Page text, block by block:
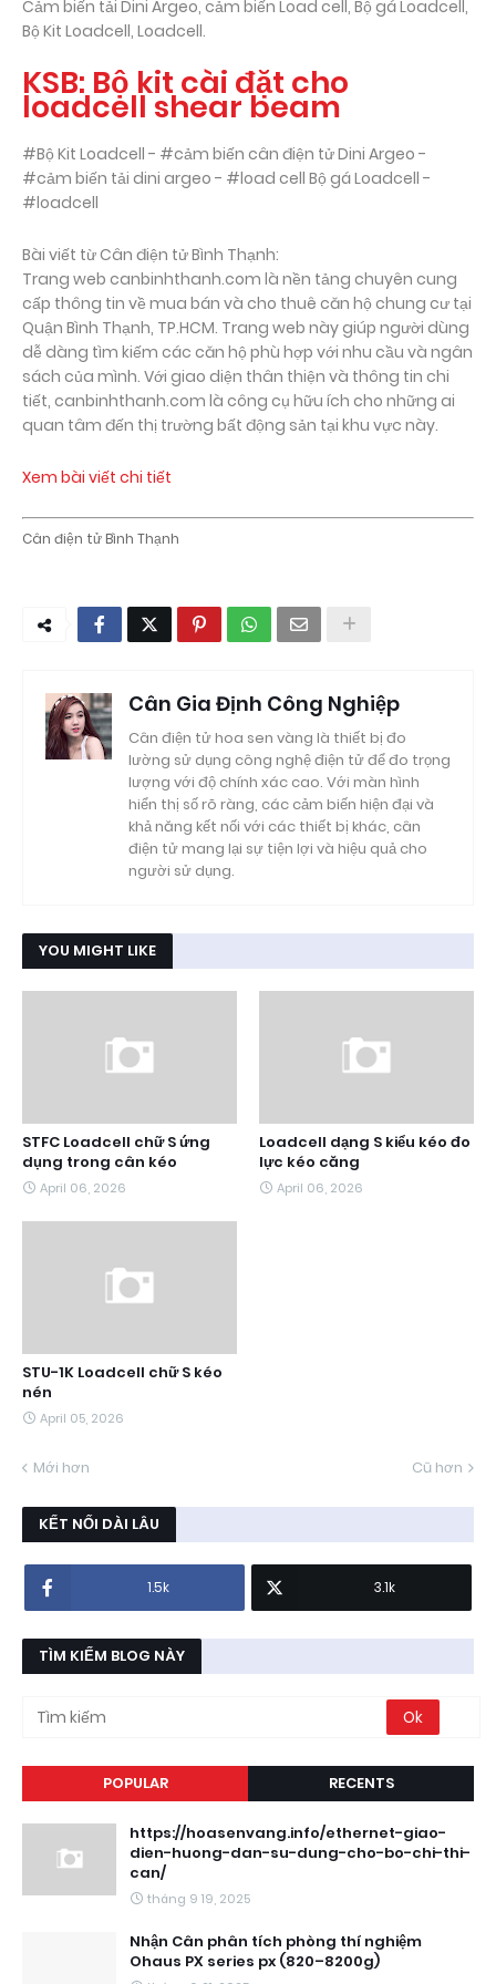
Cảm biến tải Dini Argeo, cảm biến Load cell, Bộ gá Loadcell,
Bộ Kit Loadcell, Loadcell.
KSB: Bộ kit cài đặt cho
loadcell shear beam
#Bộ Kit Loadcell - #cảm biến cân điện tử Dini Argeo -
#cảm biến tải dini argeo - #load cell Bộ gá Loadcell -
#loadcell
Bài viết từ Cân điện tử Bình Thạnh:
Trang web canbinhthanh.com là nền tảng chuyên cung
cấp thông tin về mua bán và cho thuê căn hộ chung cư tại
Quận Bình Thạnh, TP.HCM. Trang web này giúp người dùng
dễ dàng tìm kiếm các căn hộ phù hợp với nhu cầu và ngân
sách của mình. Với giao diện thân thiện và thông tin chi
tiết, canbinhthanh.com là công cụ hữu ích cho những ai
quan tâm đến thị trường bất động sản tại khu vực này.
Xem bài viết chi tiết
Cân điện tử Bình Thạnh
Cân Gia Định Công Nghiệp
Cân điện tử hoa sen vàng là thiết bị đo
lường sử dụng công nghệ điện tử để đo trọng
lượng với độ chính xác cao. Với màn hình
hiển thị số rõ ràng, các cảm biến hiện đại và
khả năng kết nối với các thiết bị khác, cân
điện tử mang lại sự tiện lợi và hiệu quả cho
người sử dụng.
YOU MIGHT LIKE
STFC Loadcell chữ S ứng
dụng trong cân kéo
April 06, 2026
Loadcell dạng S kiểu kéo đo
lực kéo căng
April 06, 2026
STU-1K Loadcell chữ S kéo
nén
April 05, 2026
Mới hơn Cũ hơn
KẾT NỐI DÀI LÂU
1.5k 3.1k
TÌM KIẾM BLOG NÀY
POPULAR RECENTS
https://hoasenvang.info/ethernet-giao-
dien-huong-dan-su-dung-cho-bo-chi-thi-
can/
tháng 9 19, 2025
Nhận Cân phân tích phòng thí nghiệm
Ohaus PX series px (820–8200g)